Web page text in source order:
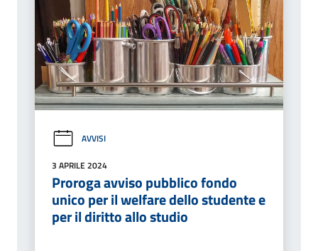
AVVISI
3 APRILE 2024
Proroga avviso pubblico fondo
unico per il welfare dello studente e
per il diritto allo studio